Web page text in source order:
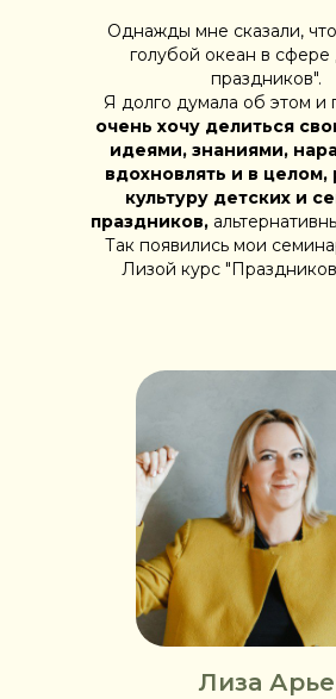
Однажды мне сказали,
голубой океан в сфере
праздников".
Я долго думала об этом и
очень хочу делиться
идеями, знаниями,
вдохновлять и в целом,
культуру детских и
праздников,
Так появились мои
Лизой курс
Лиза Арье